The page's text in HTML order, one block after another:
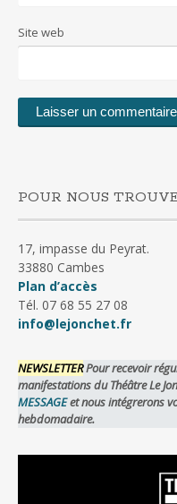
Site web
POUR NOUS
17, impasse du Peyrat.
33880 Cambes
Plan d’accès
Tél. 07 68 55 27 08
info@lejonchet.fr
NEWSLETTERPour recevoir
manifestations du Théâtre Le
MESSAGEet nous intégrerons
hebdomadaire.